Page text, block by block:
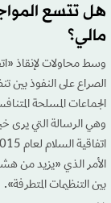
هل تتسع
مالي؟
وسط محاولات لإنقاذ
الصراع على النفوذ بين
الجماعات المسلحة
وهي الرسالة التي يرى
الأمر الذي «يزيد من
بين التنظيمات المتطرفة».